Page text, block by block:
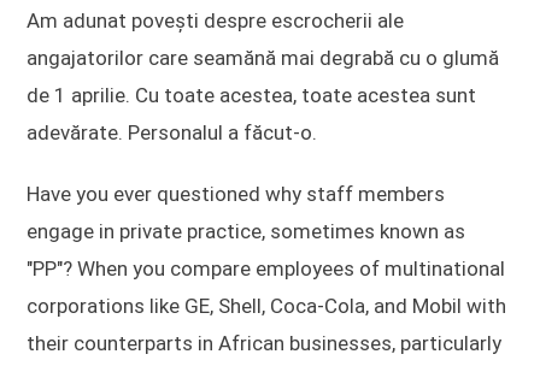
Am adunat povești despre escrocherii ale
angajatorilor care seamănă mai degrabă cu o glumă
de 1 aprilie. Cu toate acestea, toate acestea sunt
adevărate. Personalul a făcut-o.
Have you ever questioned why staff members
engage in private practice, sometimes known as
"PP"? When you compare employees of multinational
corporations like GE, Shell, Coca-Cola, and Mobil with
their counterparts in African businesses, particularly